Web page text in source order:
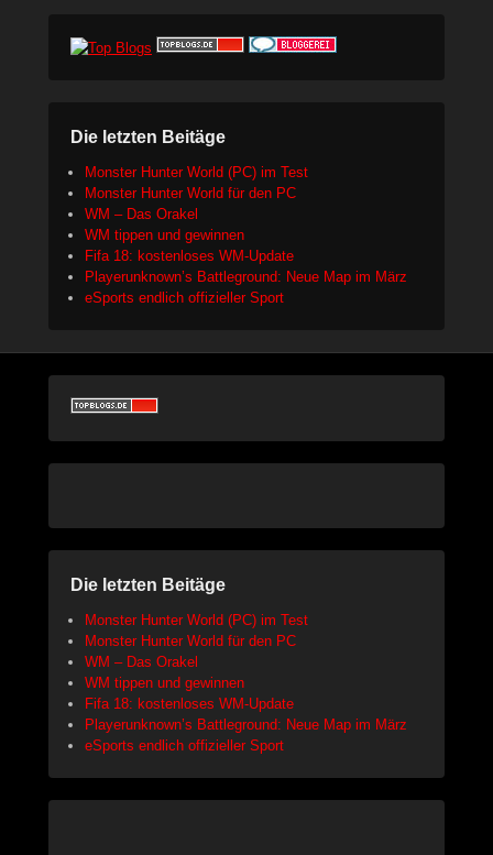
Die letzten Beitäge
Monster Hunter World (PC) im Test
Monster Hunter World für den PC
WM – Das Orakel
WM tippen und gewinnen
Fifa 18: kostenloses WM-Update
Playerunknown’s Battleground: Neue Map im März
eSports endlich offizieller Sport
Die letzten Beitäge
Monster Hunter World (PC) im Test
Monster Hunter World für den PC
WM – Das Orakel
WM tippen und gewinnen
Fifa 18: kostenloses WM-Update
Playerunknown’s Battleground: Neue Map im März
eSports endlich offizieller Sport